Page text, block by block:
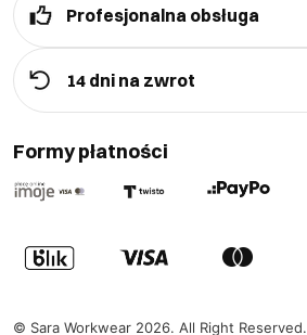
Profesjonalna obsługa
14 dni na zwrot
Formy płatności
© Sara Workwear 2026. All Right Reserved.